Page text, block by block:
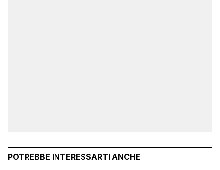
POTREBBE INTERESSARTI ANCHE